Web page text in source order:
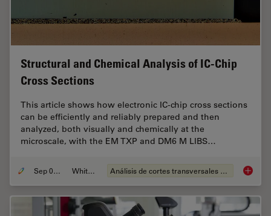
Structural and Chemical Analysis of IC-Chip
Cross Sections
This article shows how electronic IC-chip cross sections
can be efficiently and reliably prepared and then
analyzed, both visually and chemically at the
microscale, with the EM TXP and DM6 M LIBS…
Sep 05, 2023 Whitepaper Análisis de cortes transversales para la microelectrónica